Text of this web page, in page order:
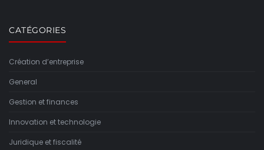
CATÉGORIES
Création d’entreprise
General
Gestion et finances
Innovation et technologie
Juridique et fiscalité